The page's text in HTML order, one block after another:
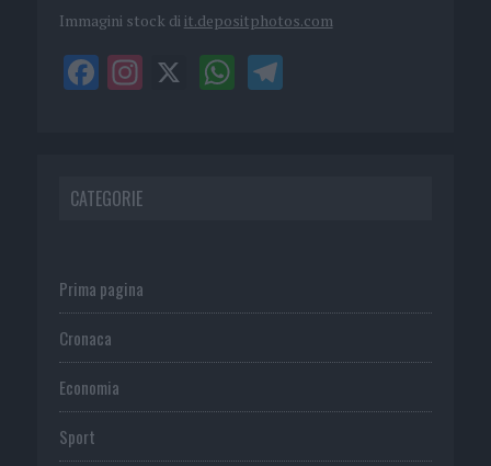
Immagini stock di it.depositphotos.com
CATEGORIE
Prima pagina
Cronaca
Economia
Sport